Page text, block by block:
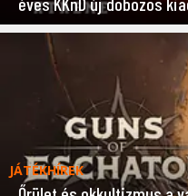
JÁTÉKHÍREK